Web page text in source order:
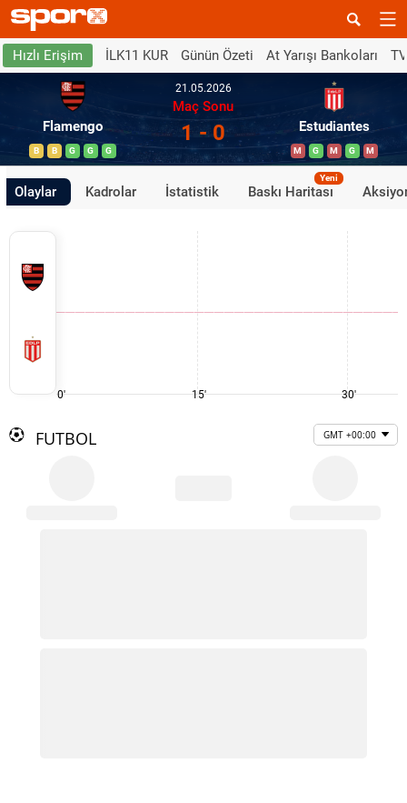
Hızlı Erişim İLK11 KUR Günün Özeti At Yarışı Bankoları
Flamengo
B B G G G
21.05.2026
Maç Sonu
1 - 0 Estudiantes
M G M G M
Olaylar Kadrolar İstatistik Baskı Haritası
Yeni
0' 15' 30'
FUTBOL GMT +00:00